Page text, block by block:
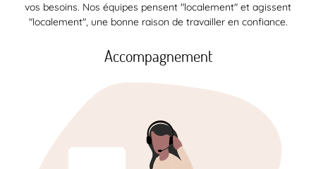
vos besoins. Nos équipes pensent "localement" et agissent
"localement", une bonne raison de travailler en confiance.
Accompagnement